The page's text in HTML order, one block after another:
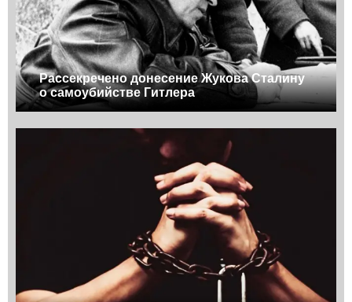
Рассекречено донесение Жукова Сталину
о самоубийстве Гитлера